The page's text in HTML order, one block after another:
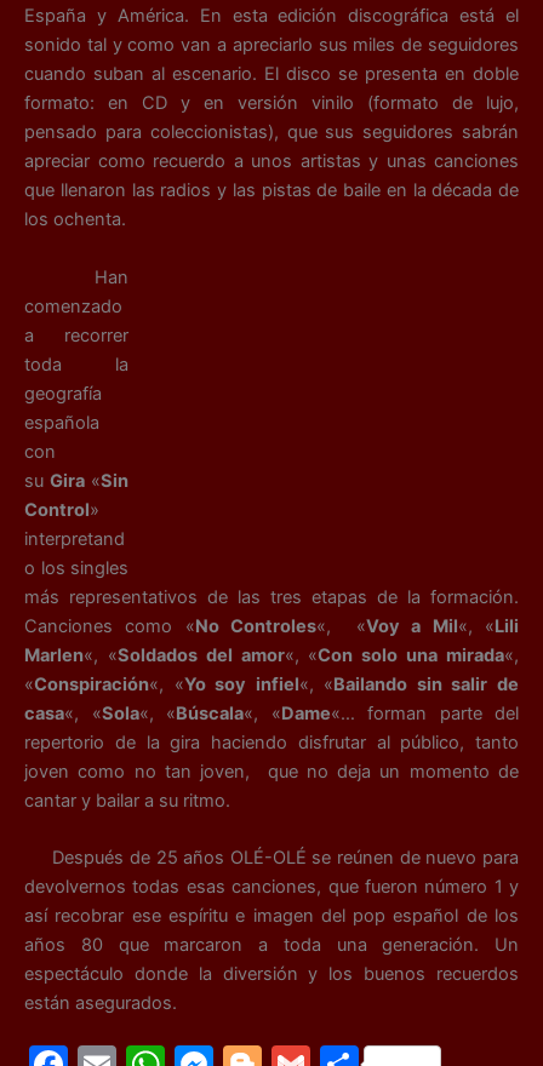
España y América. En esta edición discográfica está el
sonido tal y como van a apreciarlo sus miles de seguidores
cuando suban al escenario. El disco se presenta en doble
formato: en CD y en versión vinilo (formato de lujo,
pensado para coleccionistas), que sus seguidores sabrán
apreciar como recuerdo a unos artistas y unas canciones
que llenaron las radios y las pistas de baile en la década de
los ochenta.
Han
comenzado
a recorrer
toda la
geografía
española
con
suGira «Sin
Control»
interpretand
o los singles
más representativos de las tres etapas de la formación.
Canciones como «No Controles«, «Voy a Mil«, «Lili
Marlen«, «Soldados del amor«, «Con solo una mirada«,
«Conspiración«, «Yo soy infiel«, «Bailando sin salir de
casa«, «Sola«, «Búscala«, «Dame«… forman parte del
repertorio de la gira haciendo disfrutar al público, tanto
joven como no tan joven, que no deja un momento de
cantar y bailar a su ritmo.
Después de 25 años OLÉ-OLÉ se reúnen de nuevo para
devolvernos todas esas canciones, que fueron número 1 y
así recobrar ese espíritu e imagen del pop español de los
años 80 que marcaron a toda una generación. Un
espectáculo donde la diversión y los buenos recuerdos
están asegurados.